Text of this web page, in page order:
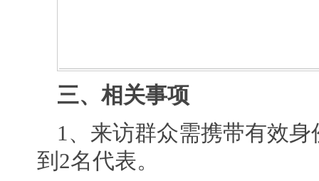
三、相关事项
1、来访群众需携带有效
到2名代表。